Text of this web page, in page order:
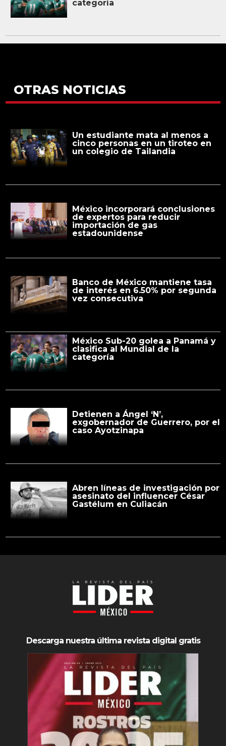
categoría
OTRAS NOTICIAS
Un estudiante mata al menos a
cinco personas en un tiroteo en
un colegio de Tailandia
México incorporará conclusiones
de expertos para reducir
importación de gas
estadounidense
Banco de México mantiene tasa
de interés en 6.50% por segunda
vez consecutiva
México Sub-20 golea a Panamá y
clasifica al Mundial de la
categoría
Detienen a Ángel ‘N’,
exgobernador de Guerrero, por el
caso Ayotzinapa
Abren líneas de investigación por
asesinato del influencer César
Gastélum en Culiacán
Descarga nuestra última revista digital gratis